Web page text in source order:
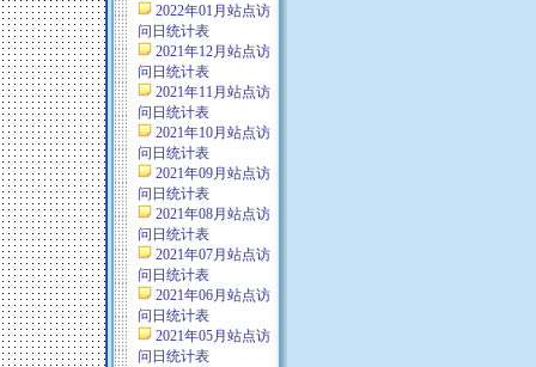
2022年01月站点访
问日统计表
2021年12月站点访
问日统计表
2021年11月站点访
问日统计表
2021年10月站点访
问日统计表
2021年09月站点访
问日统计表
2021年08月站点访
问日统计表
2021年07月站点访
问日统计表
2021年06月站点访
问日统计表
2021年05月站点访
问日统计表